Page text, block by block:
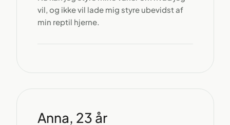
vil, og ikke vil lade mig styre ubevidst af
min reptil hjerne.
Anna, 23 år